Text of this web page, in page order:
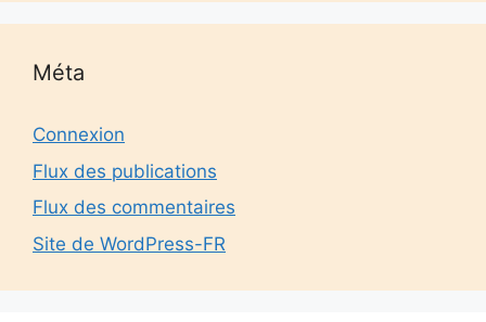
Méta
Connexion
Flux des publications
Flux des commentaires
Site de WordPress-FR